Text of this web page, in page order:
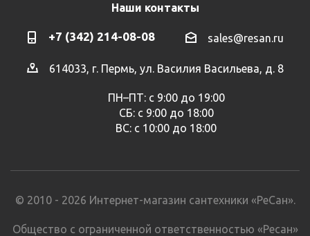
Наши контакты
+7 (342) 214-08-08 sales@resan.ru
614033, г. Пермь, ул. Василия Васильева, д. 8
ПН–ПТ: с 9:00 до 19:00
СБ: с 9:00 до 18:00
ВС: с 10:00 до 18:00
© 2010 - 2026 Интернет-магазин сантехники «РеСан».
Общество с ограниченной ответственностью «Ресан»